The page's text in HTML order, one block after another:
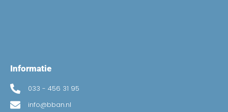
Informatie
033 - 456 31 95
info@bban.nl